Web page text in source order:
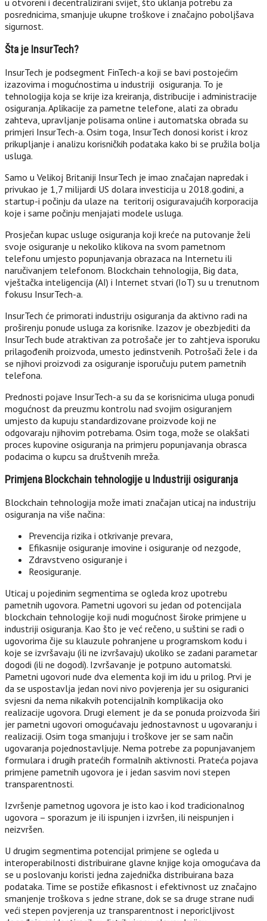
posrednicima, smanjuje ukupne troškove i značajno poboljšava
sigurnost.
Šta je InsurTech?
InsurTech je podsegment FinTech-a koji se bavi postojećim
izazovima i mogućnostima u industriji osiguranja. To je
tehnologija koja se krije iza kreiranja, distribucije i administracije
osiguranja. Aplikacije za pametne telefone, alati za obradu
zahteva, upravljanje polisama online i automatska obrada su
primjeri InsurTech-a. Osim toga, InsurTech donosi korist i kroz
prikupljanje i analizu korisničkih podataka kako bi se pružila bolja
usluga.
Samo u Velikoj Britaniji InsurTech je imao značajan napredak i
privukao je 1,7 milijardi US dolara investicija u 2018.godini, a
startup-i počinju da ulaze na teritorij osiguravajućih korporacija
koje i same počinju menjajati modele usluga.
Prosječan kupac usluge osiguranja koji kreće na putovanje želi
svoje osiguranje u nekoliko klikova na svom pametnom
telefonu umjesto popunjavanja obrazaca na Internetu ili
naručivanjem telefonom. Blockchain tehnologija, Big data,
vještačka inteligencija (AI) i Internet stvari (IoT) su u trenutnom
fokusu InsurTech-a.
InsurTech će primorati industriju osiguranja da aktivno radi na
proširenju ponude usluga za korisnike. Izazov je obezbjediti da
InsurTech bude atraktivan za potrošače jer to zahtjeva isporuku
prilagođenih proizvoda, umesto jedinstvenih. Potrošači žele i da
se njihovi proizvodi za osiguranje isporučuju putem pametnih
telefona.
Prednosti pojave InsurTech-a su da se korisnicima uluga ponudi
mogućnost da preuzmu kontrolu nad svojim osiguranjem
umjesto da kupuju standardizovane proizvode koji ne
odgovaraju njihovim potrebama. Osim toga, može se olakšati
proces kupovine osiguranja na primjeru popunjavanja obrasca
podacima o kupcu sa društvenih mreža.
Primjena Blockchain tehnologije u Industriji osiguranja
Blockchain tehnologija može imati značajan uticaj na industriju
osiguranja na više načina:
Prevencija rizika i otkrivanje prevara,
Efikasnije osiguranje imovine i osiguranje od nezgode,
Zdravstveno osiguranje i
Reosiguranje.
Uticaj u pojedinim segmentima se ogleda kroz upotrebu
pametnih ugovora. Pametni ugovori su jedan od potencijala
blockchain tehnologije koji nudi mogućnost široke primjene u
industriji osiguranja. Kao što je već rečeno, u suštini se radi o
ugovorima čije su klauzule pohranjene u programskom kodu i
koje se izvršavaju (ili ne izvršavaju) ukoliko se zadani parametar
dogodi (ili ne dogodi). Izvršavanje je potpuno automatski.
Pametni ugovori nude dva elementa koji im idu u prilog. Prvi je
da se uspostavlja jedan novi nivo povjerenja jer su osiguranici
svjesni da nema nikakvih potencijalnih komplikacija oko
realizacije ugovora. Drugi element je da se ponuda proizvoda širi
jer pametni ugovori omogućavaju jednostavnost u ugovaranju i
realizaciji. Osim toga smanjuju i troškove jer se sam način
ugovaranja pojednostavljuje. Nema potrebe za popunjavanjem
formulara i drugih pratećih formalnih aktivnosti. Prateća pojava
primjene pametnih ugovora je i jedan sasvim novi stepen
transparentnosti.
Izvršenje pametnog ugovora je isto kao i kod tradicionalnog
ugovora – sporazum je ili ispunjen i izvršen, ili neispunjen i
neizvršen.
U drugim segmentima potencijal primjene se ogleda u
interoperabilnosti distribuirane glavne knjige koja omogućava da
se u poslovanju koristi jedna zajednička distribuirana baza
podataka. Time se postiže efikasnost i efektivnost uz značajno
smanjenje troškova s jedne strane, dok se sa druge strane nudi
veći stepen povjerenja uz transparentnost i neporicljivost